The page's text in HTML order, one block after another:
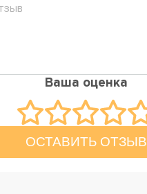
Ваша оценка
ОСТАВИТЬ ОТЗЫВ